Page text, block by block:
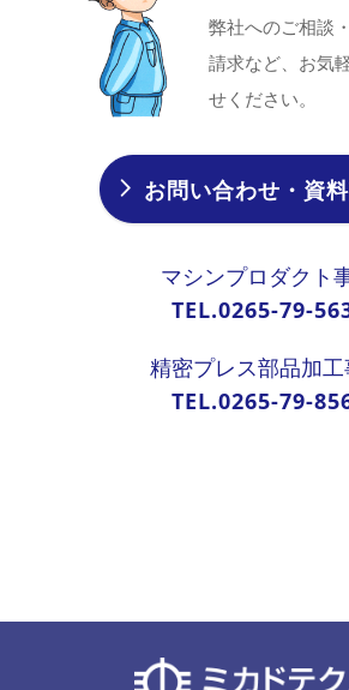
弊社へのご相談
請求など、お気
せください。
お問い合わせ・資
マシンプロダクト
TEL.0265-79-
精密プレス部品加工
TEL.0265-79-